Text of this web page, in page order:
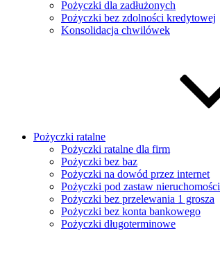
Pożyczki dla zadłużonych
Pożyczki bez zdolności kredytowej
Konsolidacja chwilówek
Pożyczki ratalne
Pożyczki ratalne dla firm
Pożyczki bez baz
Pożyczki na dowód przez internet
Pożyczki pod zastaw nieruchomości
Pożyczki bez przelewania 1 grosza
Pożyczki bez konta bankowego
Pożyczki długoterminowe